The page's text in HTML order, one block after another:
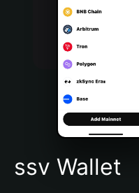
Português (Portugal)
Bahasa Indonesia
Português (Brasil)
Español (Argentina)
ssv Wallet